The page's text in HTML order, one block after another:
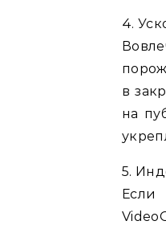
4.
в
на
5.
Если